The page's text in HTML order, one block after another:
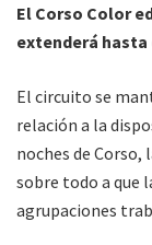
El Corso Color
extenderá hasta
El circuito se
relación a la
noches de Corso,
sobre todo a que
agrupaciones